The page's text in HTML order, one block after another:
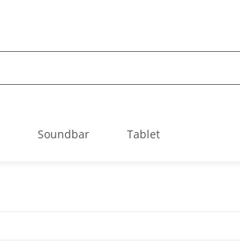
Soundbar Tablet